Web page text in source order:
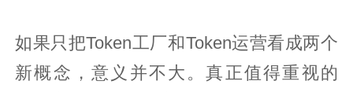
如果只把Token工厂和Token运营看成两个
新概念，意义并不大。真正值得重视的